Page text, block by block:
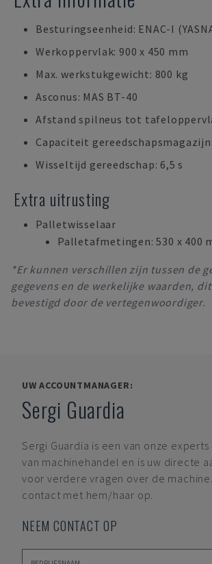
Besturingseenheid: ENAC-I
Werkoppervlak: 900 x 450 mm
Max. werkstukgewicht: 800 kg
Asconus: MAS BT-40
Afstand spilneus tot
Capaciteit
Wisseltijd gereedschap: 6,5 s
Extra uitrusting
Palletwisselaar
Palletafmetingen: 530 x 400
*Er kunnen verschillen zijn tussen de
gegevens en de werkelijke waarden,
bevestigd door de vertegenwoordiger.
UW ACCOUNTMANAGER:
Sergi Guardia
Sergi Guardia is een van onze
van machinehandel en is uw directe
voor verdere vragen over de
contact met hem/haar op.
NEEM CONTACT OP